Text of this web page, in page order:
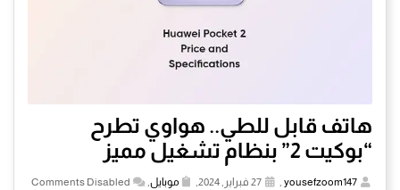
هاتف قابل للطي.. هواوي تطرح
“بوكيت 2” بنظام تشغيل مميز
yousefzoom147
, موبايل,
Comments Disabled